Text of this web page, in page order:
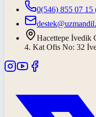
0(546) 855 07 15
Hacettepe İvedik
4. Kat Ofis No: 32